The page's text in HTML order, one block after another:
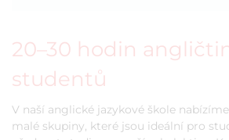
20–30 hodin
studentů
V naší anglické jazykové škole
malé skupiny, které jsou ideální pro